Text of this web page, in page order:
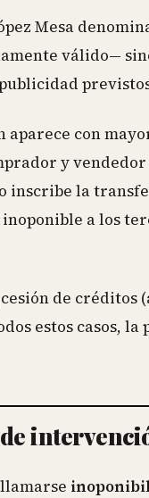
Mesa
válido—
aparece con
y vendedor
inscribe la
a los
de créditos
estos casos,